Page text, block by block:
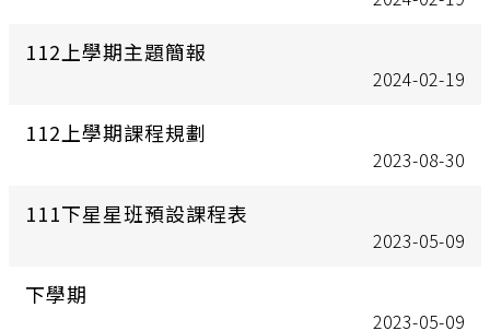
112上學期主題簡報
2024-02-19
112上學期課程規劃
2023-08-30
111下星星班預設課程表
2023-05-09
下學期
2023-05-09